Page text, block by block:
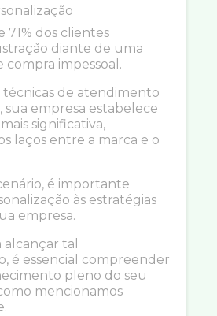
71% dos clientes
diante de uma
compra impessoal.
técnicas de atendimento
sua empresa estabelece
significativa,
laços entre a marca e o
é importante
às estratégias
empresa.
tal
é essencial compreender
pleno do seu
mencionamos